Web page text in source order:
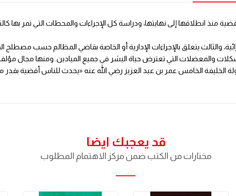
منذ انطلاقها إلى نهايتها، ودراسة كل الإجراءات والمحطات التي تمر بها
والثالث يتعلق بالإجراءات الإدارية أو الخاصة بقاضي المظالم حسب
والمعضلات التي تعترض حياة البشر في جميع الميادين. ومنها مجال
الخليفة الخامس عمر بن عبد العزيز رضي الله عنه «يحدث للناس أقضية بقدر
قد يعجبك ايضا
مختارات من الكتب ضمن مركز الاهتمام المطلوب